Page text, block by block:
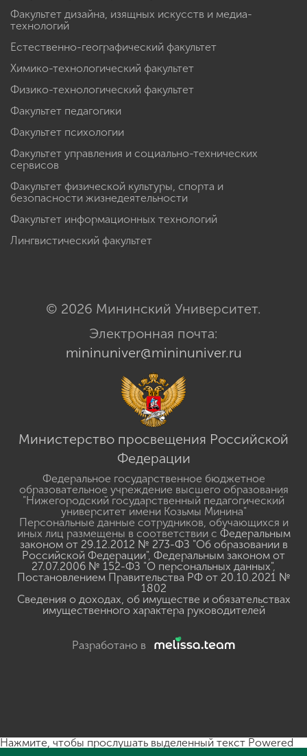
Факультет дизайна, изящных искусств и медиа-
технологий
Естественно-географический факультет
Химико-технологический факультет
Физико-технологический факультет
Факультет педагогики
Факультет психологии
Факультет управления и социально-технических
сервисов
Факультет физической культуры, спорта и
безопасности жизнедеятельности
Факультет информационных технологий
Лингвистический факультет
© 2026 Мининский Университет.
Электронная почта:
mininuniver@mininuniver.ru
Министерство просвещения Российской
Федерации
Федеральное государственное бюджетное
образовательное учреждение высшего образования
"Нижегородский государственный педагогический
университет имени Козьмы Минина"
Персональные данные сотрудников, обучающихся и
иных лиц размещены в соответствии с Федеральным
законом от 29.12.2012 № 273-ФЗ "Об образовании в
Российской Федерации", Федеральным законом от
27.07.2006 № 152-ФЗ "О персональных данных",
Постановлением Правительства РФ от 20.10.2021 №
1802
Сведения о доходах, об имуществе и обязательствах
имущественного характера руководителей
Разработано в
Нажмите, чтобы прослушать выделенный текст Powered